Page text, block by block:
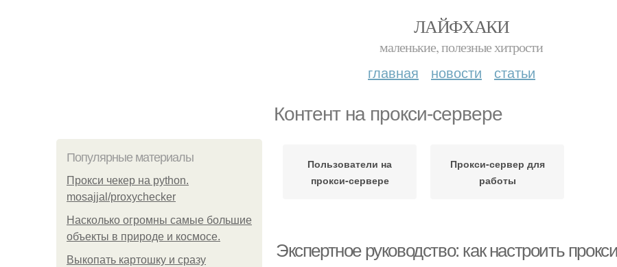
ЛАЙФХАКИ
маленькие, полезные хитрости
главная новости статьи
Контент на прокси-сервере
Популярные материалы
Прокси чекер на python.
mosajjal/proxychecker
Насколько огромны самые большие
объекты в природе и космосе.
Выкопать картошку и сразу
Пользователи на
прокси-сервере
Прокси-сервер для
работы
Экспертное руководство: как настроить